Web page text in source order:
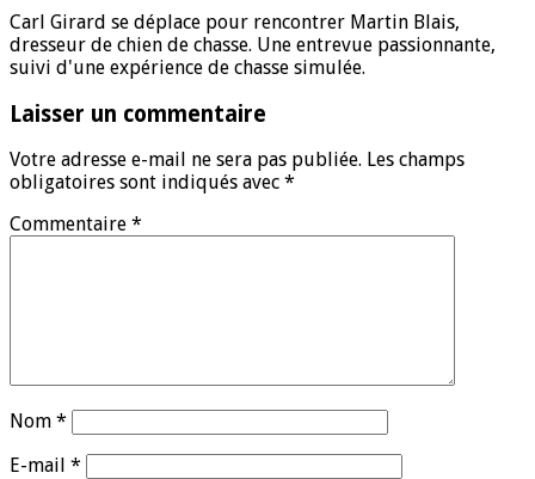
Carl Girard se déplace pour rencontrer Martin Blais,
dresseur de chien de chasse. Une entrevue passionnante,
suivi d'une expérience de chasse simulée.
Laisser un commentaire
Votre adresse e-mail ne sera pas publiée. Les champs
obligatoires sont indiqués avec *
Commentaire *
Nom *
E-mail *